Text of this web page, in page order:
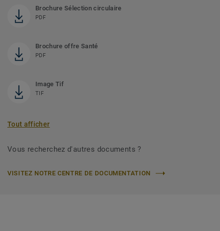
Brochure Sélection circulaire
PDF
Brochure offre Santé
PDF
Image Tif
TIF
Tout afficher
Vous recherchez d'autres documents ?
VISITEZ NOTRE CENTRE DE DOCUMENTATION